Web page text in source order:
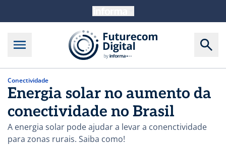
Conectividade
Energia solar no aumento da
conectividade no Brasil
A energia solar pode ajudar a levar a conenctividade
para zonas rurais. Saiba como!